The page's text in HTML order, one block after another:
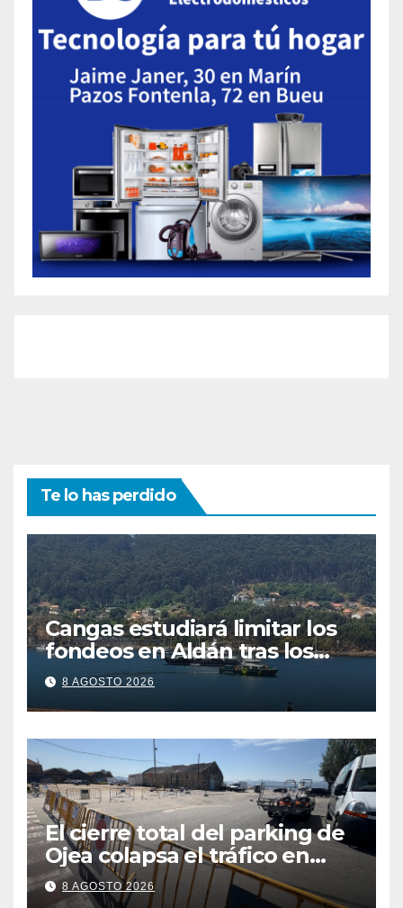
Te lo has perdido
Cangas estudiará limitar los
fondeos en Aldán tras los
últimos episodios de
contaminación en O Con
8 AGOSTO 2026
El cierre total del parking de
Ojea colapsa el tráfico en
Cangas
8 AGOSTO 2026